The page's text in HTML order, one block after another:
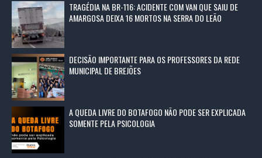
TRAGÉDIA NA BR-116: ACIDENTE COM VAN QUE SAIU DE
AMARGOSA DEIXA 16 MORTOS NA SERRA DO LEÃO
DECISÃO IMPORTANTE PARA OS PROFESSORES DA REDE
MUNICIPAL DE BREJÕES
A QUEDA LIVRE DO BOTAFOGO NÃO PODE SER EXPLICADA
SOMENTE PELA PSICOLOGIA